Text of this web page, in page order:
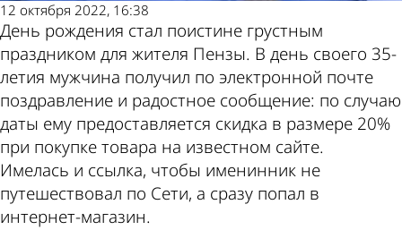
12 октября 2022, 16:38
День рождения стал поистине грустным
праздником для жителя Пензы. В день своего 35-
летия мужчина получил по электронной почте
поздравление и радостное сообщение: по случаю
даты ему предоставляется скидка в размере 20%
при покупке товара на известном сайте.
Имелась и ссылка, чтобы именинник не
путешествовал по Сети, а сразу попал в
интернет-магазин.